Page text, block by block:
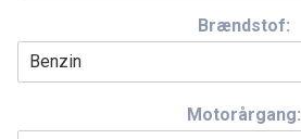
Brændstof:
Motorårgang: